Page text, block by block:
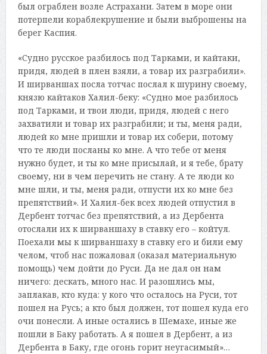
был ограблен возле Астрахани. Затем в море они
потерпели кораблекрушение и были выброшены на
берег Каспия.
«Судно русское разбилось под Тарками, и кайтаки,
придя, людей в плен взяли, а товар их разграбили».
И ширваншах посла тотчас послал к шурину своему,
князю кайтаков Халил-беку: «Судно мое разбилось
под Тарками, и твои люди, придя, людей с него
захватили и товар их разграбили; и ты, меня ради,
людей ко мне пришли и товар их собери, потому
что те люди посланы ко мне. А что тебе от меня
нужно будет, и ты ко мне присылай, и я тебе, брату
своему, ни в чем перечить не стану. А те люди ко
мне шли, и ты, меня ради, отпусти их ко мне без
препятствий». И Халил-бек всех людей отпустил в
Дербент тотчас без препятствий, а из Дербента
отослали их к ширваншаху в ставку его – койтул.
Поехали мы к ширваншаху в ставку его и били ему
челом, чтоб нас пожаловал (оказал материальную
помощь) чем дойти до Руси. Да не дал он нам
ничего: дескать, много нас. И разошлись мы,
заплакав, кто куда: у кого что осталось на Руси, тот
пошел на Русь; а кто был должен, тот пошел куда его
очи понесли. А иные остались в Шемахе, иные же
пошли в Баку работать. А я пошел в Дербент, а из
Дербента в Баку, где огонь горит неугасимый»…